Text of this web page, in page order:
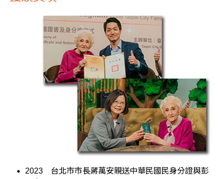
2023
台北市市長蔣萬安親送中華民國民身分證與彭